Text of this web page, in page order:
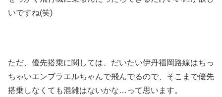
いですね(笑)
ただ、優先搭乗に関しては、だいたい伊丹福岡路線はちっ
ちゃいエンブラエルちゃんで飛んでるので、そこまで優先
搭乗しなくても混雑はないかな…って思います。